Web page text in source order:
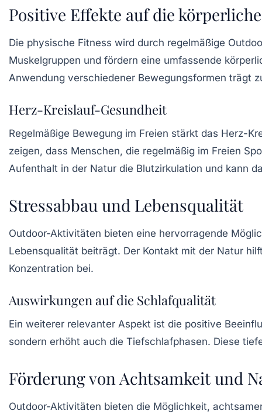
Positive Effekte auf die
Die physische Fitness wird durch regelmäßige
Muskelgruppen und fördern eine umfassende
Anwendung verschiedener Bewegungsformen trägt
Herz-Kreislauf-Gesundheit
Regelmäßige Bewegung im Freien stärkt das Herz-
zeigen, dass Menschen, die regelmäßig im Freien
Aufenthalt in der Natur die Blutzirkulation und kann
Stressabbau und Lebensqualität
Outdoor-Aktivitäten bieten eine hervorragende
Lebensqualität beiträgt. Der Kontakt mit der Natur
Konzentration bei.
Auswirkungen auf die Schlafqualität
Ein weiterer relevanter Aspekt ist die positive
sondern erhöht auch die Tiefschlafphasen. Diese
Förderung von Achtsamkeit und
Outdoor-Aktivitäten bieten die Möglichkeit,